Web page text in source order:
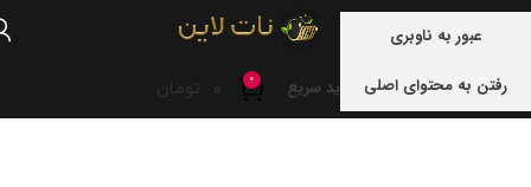
عبور به ناوبری
رفتن به محتوای اصلی
خرید سریع 0
0 تومان